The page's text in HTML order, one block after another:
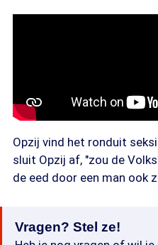
Opzij vind het ronduit
sluit Opzij af, "zou de
de eed door een man ook
Vragen? Stel ze!